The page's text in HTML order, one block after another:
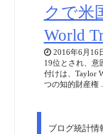
クで米
World
2016年6月16
19位とされ、意
付けは、Taylor
つの知的財産権
ブログ統計情